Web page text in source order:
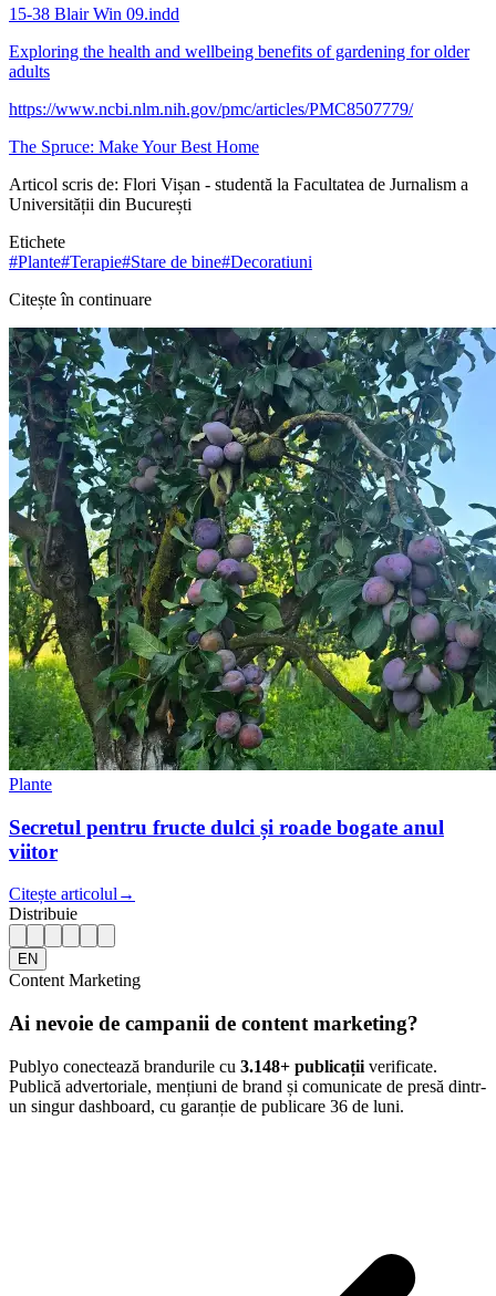
15-38 Blair Win 09.indd
Exploring the health and wellbeing benefits of gardening for older
adults
https://www.ncbi.nlm.nih.gov/pmc/articles/PMC8507779/
The Spruce: Make Your Best Home
Articol scris de: Flori Vișan - studentă la Facultatea de Jurnalism a
Universității din București
Etichete
#Plante#Terapie#Stare de bine#Decoratiuni
Citește în continuare
Plante
Secretul pentru fructe dulci și roade bogate anul
viitor
Citește articolul →
Distribuie
EN
Content Marketing
Ai nevoie de campanii de content marketing?
Publyo conectează brandurile cu 3.148+ publicații verificate.
Publică advertoriale, mențiuni de brand și comunicate de presă dintr-
un singur dashboard, cu garanție de publicare 36 de luni.